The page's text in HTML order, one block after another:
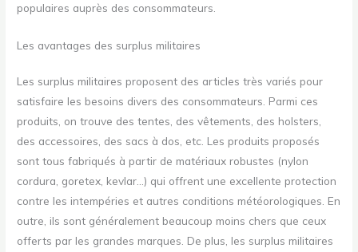
populaires auprès des consommateurs.
Les avantages des surplus militaires
Les surplus militaires proposent des articles très variés pour
satisfaire les besoins divers des consommateurs. Parmi ces
produits, on trouve des tentes, des vêtements, des holsters,
des accessoires, des sacs à dos, etc. Les produits proposés
sont tous fabriqués à partir de matériaux robustes (nylon
cordura, goretex, kevlar…) qui offrent une excellente protection
contre les intempéries et autres conditions météorologiques. En
outre, ils sont généralement beaucoup moins chers que ceux
offerts par les grandes marques. De plus, les surplus militaires